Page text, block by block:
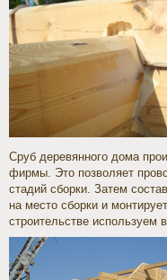
Сруб деревянного дома
фирмы. Это позволяет
стадий сборки. Затем
на место сборки и
строительстве используем